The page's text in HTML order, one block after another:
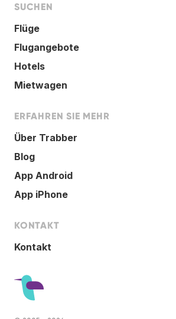
SUCHEN
Flüge
Flugangebote
Hotels
Mietwagen
ERFAHREN SIE MEHR
Über Trabber
Blog
App Android
App iPhone
KONTAKT
Kontakt